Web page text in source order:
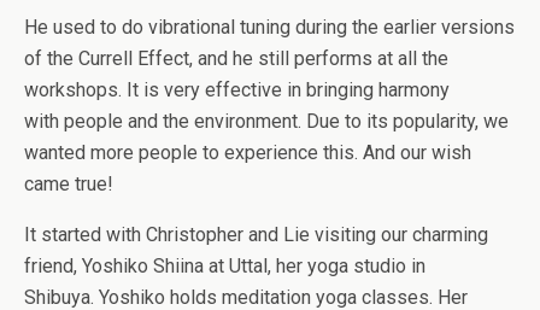
He used to do vibrational tuning during the earlier versions
of the Currell Effect, and he still performs at all the
workshops. It is very effective in bringing harmony
with people and the environment. Due to its popularity, we
wanted more people to experience this. And our wish
came true!
It started with Christopher and Lie visiting our charming
friend, Yoshiko Shiina at Uttal, her yoga studio in
Shibuya. Yoshiko holds meditation yoga classes. Her